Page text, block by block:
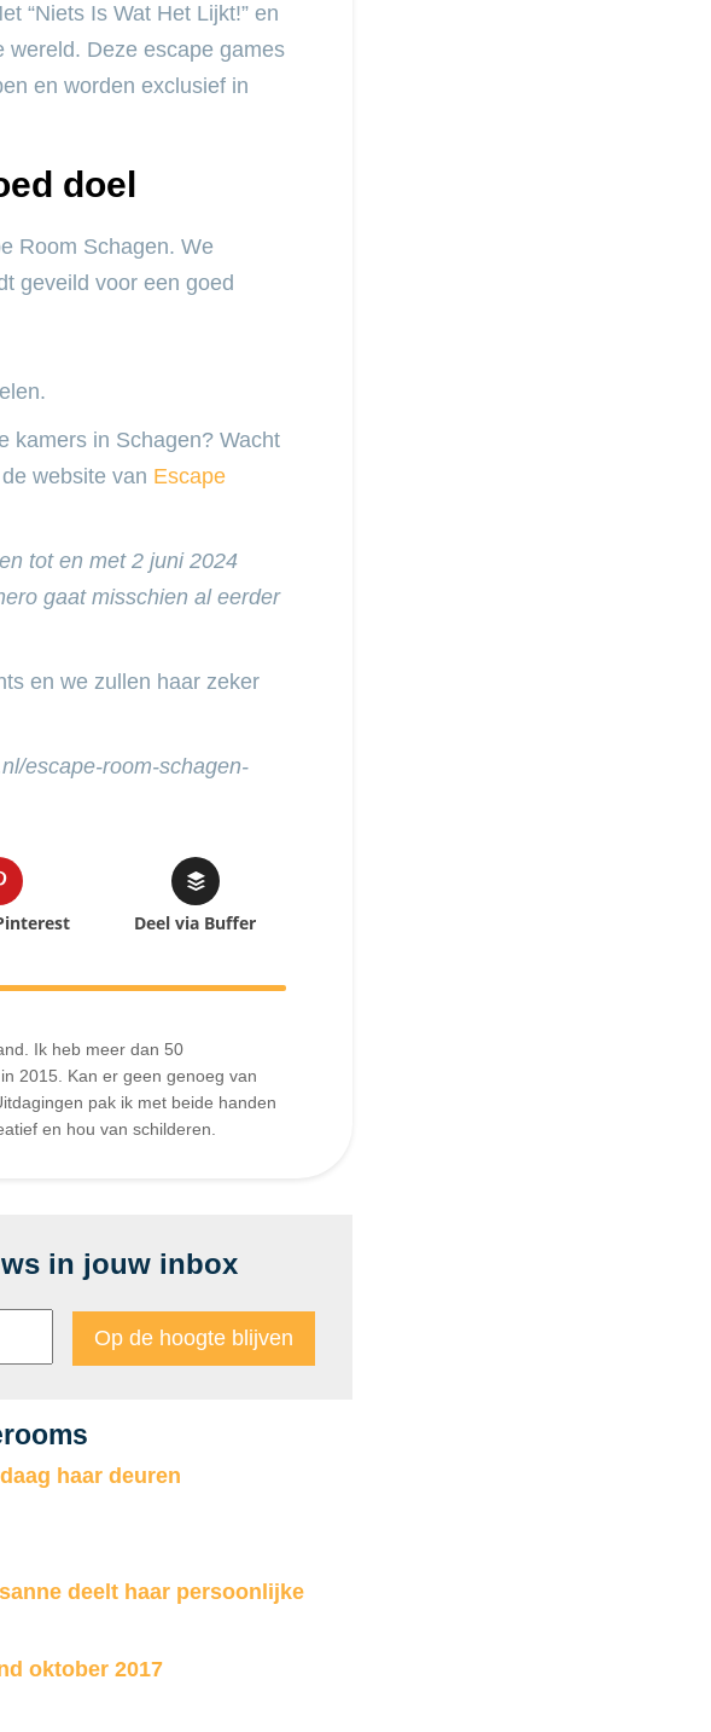
“Niets Is Wat Het Lijkt!” en
wereld. Deze escape games
en worden exclusief in
doel
Room Schagen. We
geveild voor een goed
kamers in Schagen? Wacht
website van Escape
tot en met 2 juni 2024
gaat misschien al eerder
en we zullen haar zeker
escape-room-schagen-
Deel via Buffer
Ik heb meer dan 50
2015. Kan er geen genoeg van
pak ik met beide handen
en hou van schilderen.
in jouw inbox
haar deuren
deelt haar persoonlijke
oktober 2017